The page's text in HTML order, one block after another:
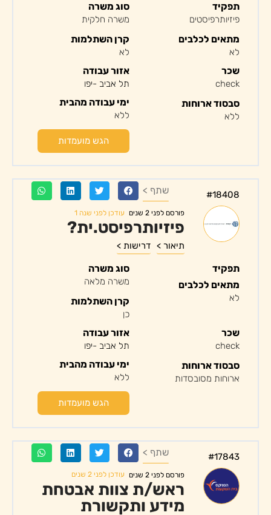
תפקיד
פיזיותרפיסטים
מתאים לכלבים
לא
סוג משרה
משרה חלקית
קרן השתלמות
לא
שכר
check
סבסוד ארוחות
ללא
אזור עבודה
תל אביב -יפו
ימי עבודה מהבית
ללא
הגש מועמדות
#18408 שתף >
פורסם לפני 2 שנים עודכן לפני שנה 1
פיזיותרפיסט.ית?
תיאור > דרישות >
תפקיד
מתאים לכלבים
לא
סוג משרה
משרה מלאה
קרן השתלמות
כן
שכר
check
סבסוד ארוחות
ארוחות מסובסדות
אזור עבודה
תל אביב -יפו
ימי עבודה מהבית
ללא
הגש מועמדות
#17843 שתף >
פורסם לפני 2 שנים עודכן לפני 2 שנים
ראש/ת צוות אבטחת
מידע ותקשורת